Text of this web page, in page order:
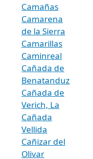
Camañas
Camarena
de la Sierra
Camarillas
Caminreal
Cañada de
Benatanduz
Cañada de
Verich, La
Cañada
Vellida
Cañizar del
Olivar